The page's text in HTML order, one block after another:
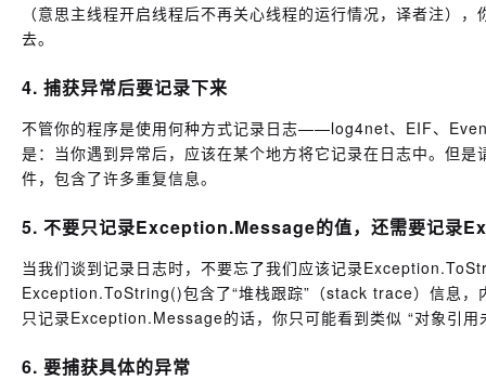
（意思主线程开启线程后不再关心线程的运行情况，译者注）
去。
4. 捕获异常后要记录下来
不管你的程序是使用何种方式记录日志——log4net、EIF、
是：当你遇到异常后，应该在某个地方将它记录在日志中。但
件，包含了许多重复信息。
5. 不要只记录Exception.Message的值，还需要记录
当我们谈到记录日志时，不要忘了我们应该记录
Exception.ToString()包含了“堆栈跟踪”（stack trace）信息
只记录Exception.Message的话，你只可能看到类似 “对象引用
6. 要捕获具体的异常